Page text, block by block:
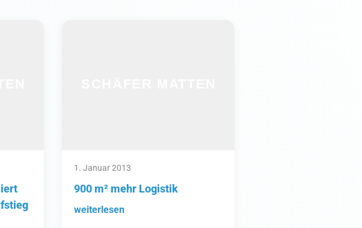
1. Januar 2013
900 m² mehr Logistik
weiterlesen